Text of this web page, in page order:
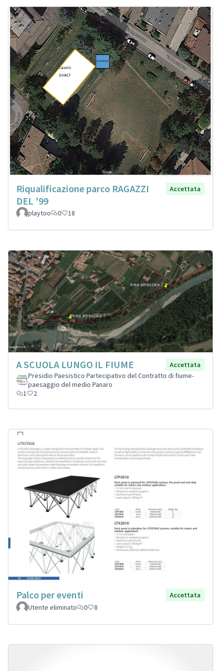
Riqualificazione parco RAGAZZI
DEL '99
Accettata
playtoo 0 18
A SCUOLA LUNGO IL FIUME
Accettata
Presidio Paesistico Partecipativo del Contratto di fiume-
paesaggio del medio Panaro
1
2
Palco per eventi
Accettata
Utente eliminato
0 8